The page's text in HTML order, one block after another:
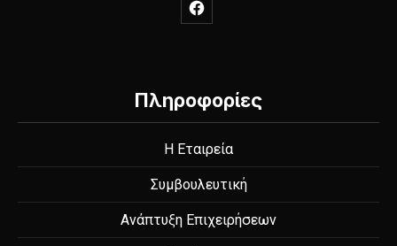
New Window
Πληροφορίες
Η Εταιρεία
Συμβουλευτική
Ανάπτυξη Επιχειρήσεων